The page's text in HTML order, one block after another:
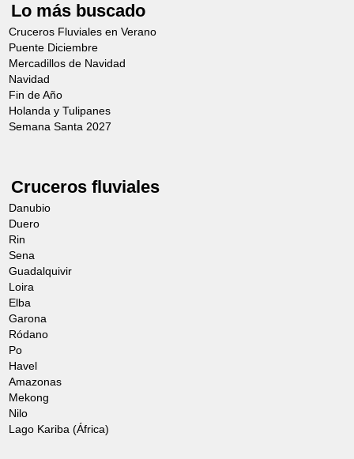
Lo más buscado
Cruceros Fluviales en Verano
Puente Diciembre
Mercadillos de Navidad
Navidad
Fin de Año
Holanda y Tulipanes
Semana Santa 2027
Cruceros fluviales
Danubio
Duero
Rin
Sena
Guadalquivir
Loira
Elba
Garona
Ródano
Po
Havel
Amazonas
Mekong
Nilo
Lago Kariba (África)